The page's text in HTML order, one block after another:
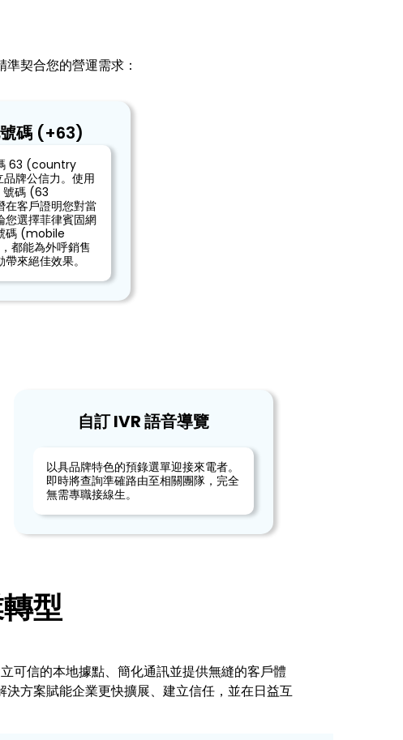
契合您的營運需求：
碼 (+63)
63 (country
牌公信力。使用
號碼 (63
客戶證明您對當
您選擇菲律賓固網
碼 (mobile
都能為外呼銷售
來絕佳效果。
自訂 IVR 語音導覽
以具品牌特色的預錄選單迎接來電者。
即時將查詢準確路由至相關團隊，完全
無需專職接線生。
型
可信的本地據點、簡化通訊並提供無縫的客戶體
方案賦能企業更快擴展、建立信任，並在日益互